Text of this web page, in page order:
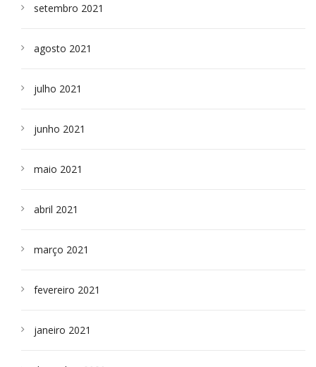
setembro 2021
agosto 2021
julho 2021
junho 2021
maio 2021
abril 2021
março 2021
fevereiro 2021
janeiro 2021